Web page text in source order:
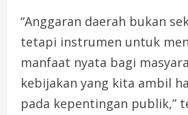
“Anggaran daerah bukan
tetapi instrumen untuk
manfaat nyata bagi
kebijakan yang kita ambil
pada kepentingan publik,”